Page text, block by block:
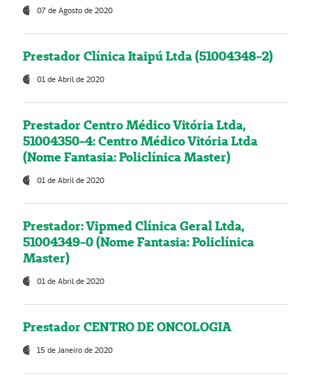
07 de Agosto de 2020
Prestador Clínica Itaipú Ltda (51004348-2)
01 de Abril de 2020
Prestador Centro Médico Vitória Ltda,
51004350-4: Centro Médico Vitória Ltda
(Nome Fantasia: Policlínica Master)
01 de Abril de 2020
Prestador: Vipmed Clínica Geral Ltda,
51004349-0 (Nome Fantasia: Policlínica
Master)
01 de Abril de 2020
Prestador CENTRO DE ONCOLOGIA
15 de Janeiro de 2020